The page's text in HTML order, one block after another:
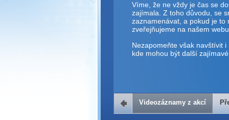
Víme, že ne vždy je čas se
zajímala. Z toho důvodu, se
zaznamenávat, a pokud je to
zveřejňujeme na našem webu.
Nezapomeňte však navštívit i
kde mohou být další zajímavé
Přehrávač
Videozáznamy z akcí